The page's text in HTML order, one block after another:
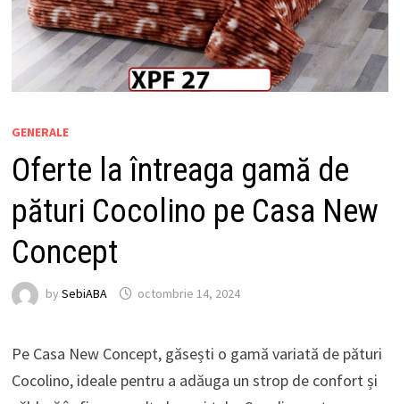
GENERALE
Oferte la întreaga gamă de
pături Cocolino pe Casa New
Concept
by SebiABA octombrie 14, 2024
Pe Casa New Concept, găsești o gamă variată de pături
Cocolino, ideale pentru a adăuga un strop de confort și